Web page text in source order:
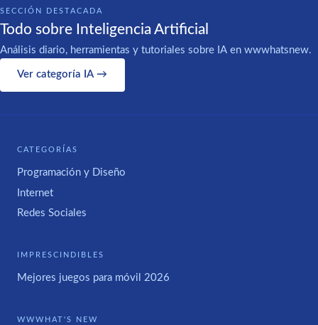
SECCIÓN DESTACADA
Todo sobre Inteligencia Artificial
Análisis diario, herramientas y tutoriales sobre IA en wwwhatsnew.
Ver categoría IA →
CATEGORÍAS
Programación y Diseño
Internet
Redes Sociales
IMPRESCINDIBLES
Mejores juegos para móvil 2026
WWWHAT'S NEW